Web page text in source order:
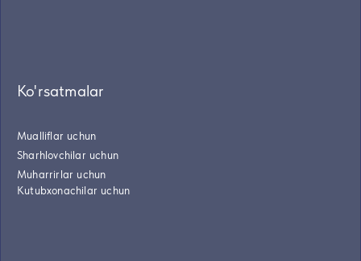
Ko'rsatmalar
Mualliflar uchun
Sharhlovchilar uchun
Muharrirlar uchun
Kutubxonachilar uchun